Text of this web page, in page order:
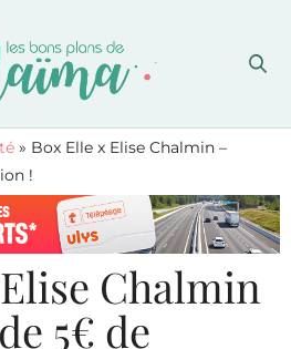
» Box Elle x Elise Chalmin –
!
Chalmin
5€ de